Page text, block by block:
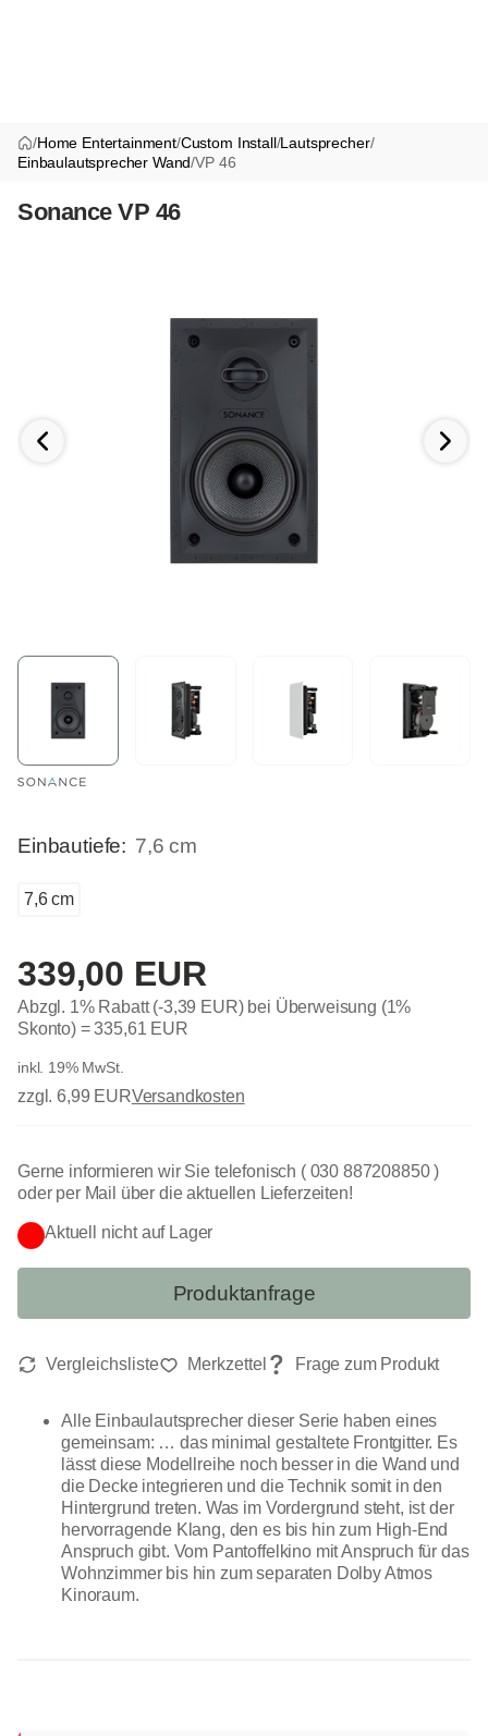
/Home Entertainment/Custom Install/Lautsprecher/
Einbaulautsprecher Wand/VP 46
Sonance VP 46
Alle Einbaulautsprecher dieser Serie haben eines
gemeinsam: … das minimal gestaltete Frontgitter. Es
lässt diese Modellreihe noch besser in die Wand und
die Decke integrieren und die Technik somit in den
Hintergrund treten. Was im Vordergrund steht, ist der
hervorragende Klang, den es bis hin zum High-End
Anspruch gibt. Vom Pantoffelkino mit Anspruch für das
Wohnzimmer bis hin zum separaten Dolby Atmos
Kinoraum.
Einbautiefe: 7,6 cm
7,6 cm
339,00 EUR
Abzgl. 1% Rabatt (-3,39 EUR) bei Überweisung (1%
Skonto) =335,61 EUR
inkl. 19% MwSt.
zzgl. 6,99 EURVersandkosten
Aktuell nicht auf Lager
Gerne informieren wir Sie telefonisch ( 030 887208850 )
oder per Mail über die aktuellen Lieferzeiten!
Produktanfrage